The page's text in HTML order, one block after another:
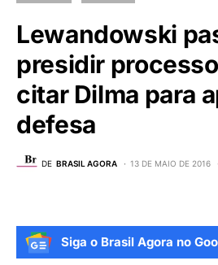
Lewandowski
presidir
citar Dilma para
defesa
DE BRASIL AGORA 13 DE MAIO DE 2016
Siga o Brasil Agora no